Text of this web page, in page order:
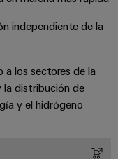
independiente de la
los sectores de la
la distribución de
y el hidrógeno